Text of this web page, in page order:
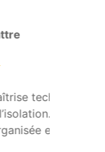
Intervention
la toiture
Reprise